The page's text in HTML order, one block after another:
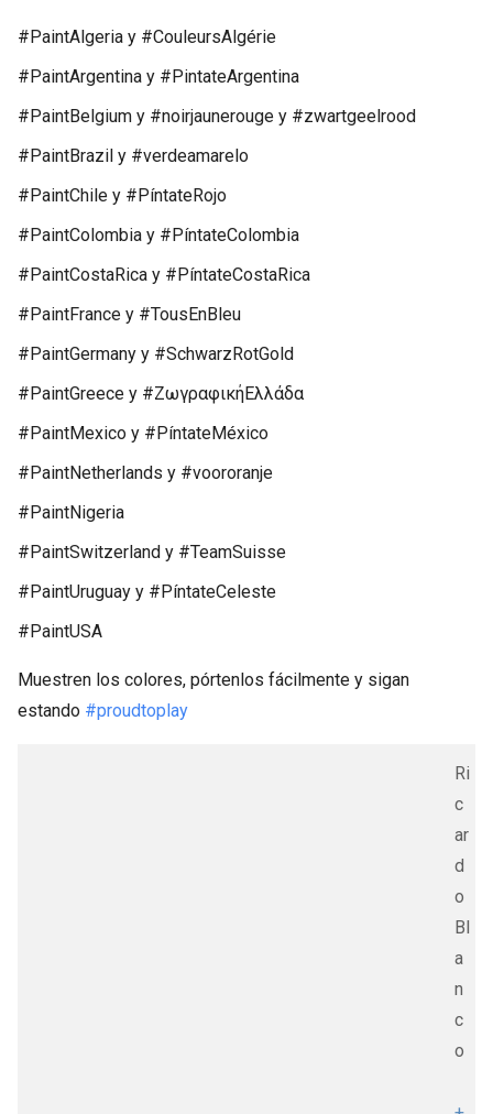
#PaintAlgeria y #CouleursAlgérie
#PaintArgentina y #PintateArgentina
#PaintBelgium y #noirjaunerouge y #zwartgeelrood
#PaintBrazil y #verdeamarelo
#PaintChile y #PíntateRojo
#PaintColombia y #PíntateColombia
#PaintCostaRica y #PíntateCostaRica
#PaintFrance y #TousEnBleu
#PaintGermany y #SchwarzRotGold
#PaintGreece y #ΖωγραφικήΕλλάδα
#PaintMexico y #PíntateMéxico
#PaintNetherlands y #voororanje
#PaintNigeria
#PaintSwitzerland y #TeamSuisse
#PaintUruguay y #PíntateCeleste
#PaintUSA
Muestren los colores, pórtenlos fácilmente y sigan
estando #proudtoplay
Ri
c
ar
d
o
Bl
a
n
c
o